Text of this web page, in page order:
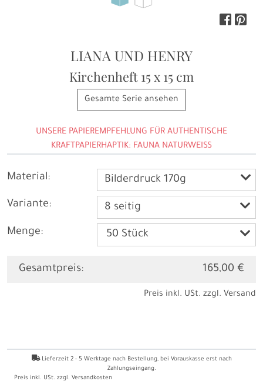
LIANA UND HENRY
Kirchenheft 15 x 15 cm
Gesamte Serie ansehen
UNSERE PAPIEREMPFEHLUNG FÜR AUTHENTISCHE
KRAFTPAPIERHAPTIK: FAUNA NATURWEISS
Material: Bilderdruck 170g
Variante: 8 seitig
Menge:
Gesamtpreis: 165,00 €
Preis inkl. USt. zzgl. Versand
Lieferzeit 2 - 5 Werktage nach Bestellung, bei Vorauskasse erst nach
Zahlungseingang.
Preis inkl. USt. zzgl. Versandkosten